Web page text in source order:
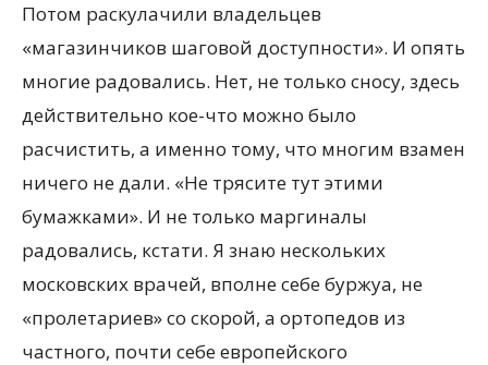
Потом раскулачили владельцев
«магазинчиков шаговой доступности». И опять
многие радовались. Нет, не только сносу, здесь
действительно кое-что можно было
расчистить, а именно тому, что многим взамен
ничего не дали. «Не трясите тут этими
бумажками». И не только маргиналы
радовались, кстати. Я знаю нескольких
московских врачей, вполне себе буржуа, не
«пролетариев» со скорой, а ортопедов из
частного, почти себе европейского